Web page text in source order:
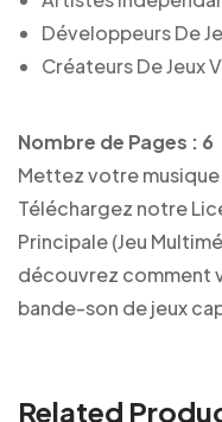
Développeurs De
Créateurs De Jeux
Nombre de Pages : 6
Mettez votre
Téléchargez notre
Principale (Jeu
découvrez comment
bande-son de jeux
Related